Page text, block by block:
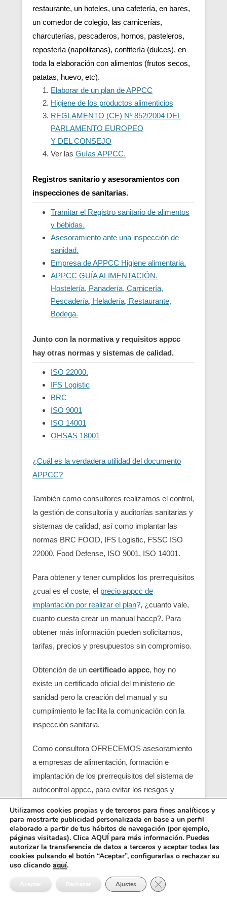
restaurante, un hoteles, una cafetería, en bares,
un comedor de colegio, las carnicerías,
charcuterías, pescaderos, hornos, pasteleros,
repostería (napolitanas), confitería (dulces), en
toda la elaboración con alimentos (frutos secos,
patatas, huevo, etc).
Elaborar de un plan de APPCC
Higiene de los productos alimenticios
REGLAMENTO (CE) Nº 852/2004 DEL
PARLAMENTO EUROPEO
Y DEL CONSEJO
Ver las Guías APPCC.
Registros sanitario y asesoramientos con
inspecciones de sanitarias.
Tramitar el Registro sanitario de alimentos
y bebidas.
Asesoramiento ante una inspección de
sanidad.
Empresa de APPCC Higiene alimentaria.
APPCC GUÍA ALIMENTACIÓN.
Hostelería, Panadería, Carnicería,
Pescadería, Heladería, Restaurante,
Bodega.
Junto con la normativa y requisitos appcc
hay otras normas y sistemas de calidad.
ISO 22000.
IFS Logistic
BRC
ISO 9001
ISO 14001
OHSAS 18001
¿Cuál es la verdadera utilidad del documento
APPCC?
También como consultores realizamos el control,
la gestión de consultoría y auditorías sanitarias y
sistemas de calidad, así como implantar las
normas BRC FOOD, IFS Logistic, FSSC ISO
22000, Food Defense, ISO 9001, ISO 14001.
Para obtener y tener cumplidos los prerrequisitos
¿cual es el coste, el precio appcc de
implantación por realizar el plan?, ¿cuanto vale,
cuanto cuesta crear un manual haccp?. Para
obtener más información pueden solicitarnos,
tarifas, precios y presupuestos sin compromiso.
Obtención de un certificado appcc, hoy no
existe un certificado oficial del ministerio de
sanidad pero la creación del manual y su
cumplimiento le facilita la comunicación con la
inspección sanitaria.
Como consultora OFRECEMOS asesoramiento
a empresas de alimentación, formación e
implantación de los prerrequisitos del sistema de
autocontrol appcc, para evitar los riesgos y
localizando en su empresa los pcc (puntos
críticos) y obtener un servicio con una correcta
seguridad alimentaria.
Entre los requisitos está el control y el análisis de
cada punto crítico, junto con el registro sanitario,
Utilizamos cookies propias y de terceros para fines analíticos y
para mostrarte publicidad personalizada en base a un perfil
elaborado a partir de tus hábitos de navegación (por ejemplo,
páginas visitadas). Clica AQUÍ para más información. Puedes
autorizar la transferencia de datos a terceros y aceptar todas las
cookies pulsando el botón “Aceptar”, configurarlas o rechazar su
uso clicando aquí.
Aceptar Rechazar Ajustes Cerrar el banner de